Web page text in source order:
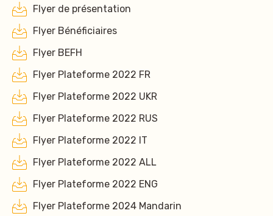
Flyer de présentation
Flyer Bénéficiaires
Flyer BEFH
Flyer Plateforme 2022 FR
Flyer Plateforme 2022 UKR
Flyer Plateforme 2022 RUS
Flyer Plateforme 2022 IT
Flyer Plateforme 2022 ALL
Flyer Plateforme 2022 ENG
Flyer Plateforme 2024 Mandarin